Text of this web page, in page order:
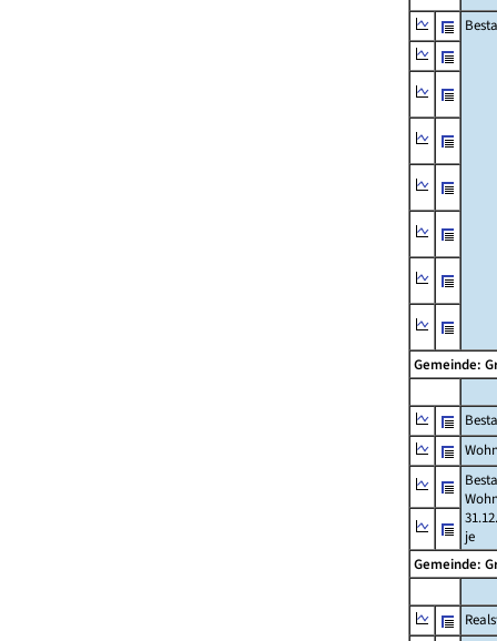
Gemeinde:
je
Gemeinde: